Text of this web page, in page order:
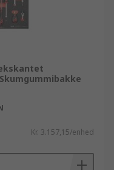
Kr. 3.157,15/enhed